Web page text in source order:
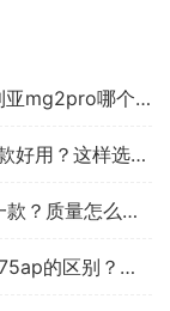
商家爆料黑鲨3.5mm游戏耳机和西伯利亚mg2pro哪个更好？只选对的不选贵的
商家爆料漫步者k820nc和w820nb 哪款好用？这样选不盲目
老司机解读罗技g431与金士顿对应那一款？质量怎么样值不值得买
「一定要知道」索尼耳机xb55ap和xb75ap的区别？评测比较哪款好